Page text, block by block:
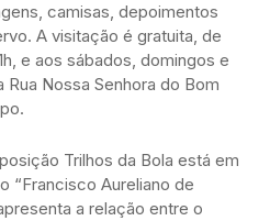
camisas, depoimentos
A visitação é gratuita, de
e aos sábados, domingos e
Rua Nossa Senhora do Bom
Trilhos da Bola está em
“Francisco Aureliano de
a relação entre o